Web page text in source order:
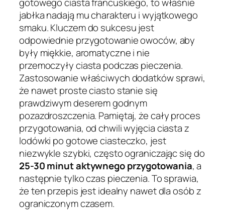
jabłka nadają mu charakteru i wyjątkowego
smaku. Kluczem do sukcesu jest
odpowiednie przygotowanie owoców, aby
były miękkie, aromatyczne i nie
przemoczyły ciasta podczas pieczenia.
Zastosowanie właściwych dodatków sprawi,
że nawet proste ciasto stanie się
prawdziwym deserem godnym
pozazdroszczenia. Pamiętaj, że cały proces
przygotowania, od chwili wyjęcia ciasta z
lodówki po gotowe ciasteczko, jest
niezwykle szybki, często ograniczając się do
25-30 minut aktywnego przygotowania, a
następnie tylko czas pieczenia. To sprawia,
że ten przepis jest idealny nawet dla osób z
ograniczonym czasem.